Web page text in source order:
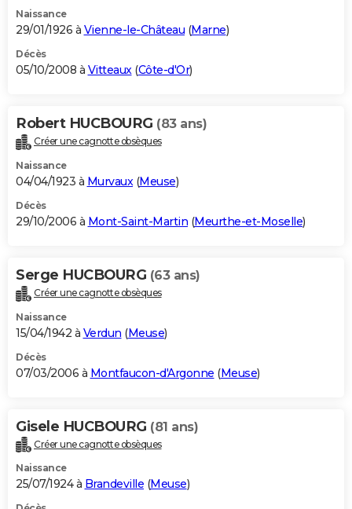
Naissance
29/01/1926 à Vienne-le-Château (Marne)
Décès
05/10/2008 à Vitteaux(Côte-d'Or)
Robert HUCBOURG (83 ans)
Créer une cagnotte obsèques
Naissance
04/04/1923 à Murvaux(Meuse)
Décès
29/10/2006 à Mont-Saint-Martin (Meurthe-et-Moselle)
Serge HUCBOURG (63 ans)
Créer une cagnotte obsèques
Naissance
15/04/1942 à Verdun (Meuse)
Décès
07/03/2006 à Montfaucon-d'Argonne (Meuse)
Gisele HUCBOURG (81 ans)
Créer une cagnotte obsèques
Naissance
25/07/1924 à Brandeville (Meuse)